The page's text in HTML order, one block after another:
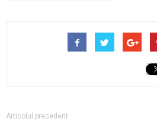
Articolul precedent